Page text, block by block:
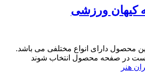
کیهان ورزشی
این محصول دارای انواع مختلفی می باشد.
در صفحه محصول انتخاب شوند